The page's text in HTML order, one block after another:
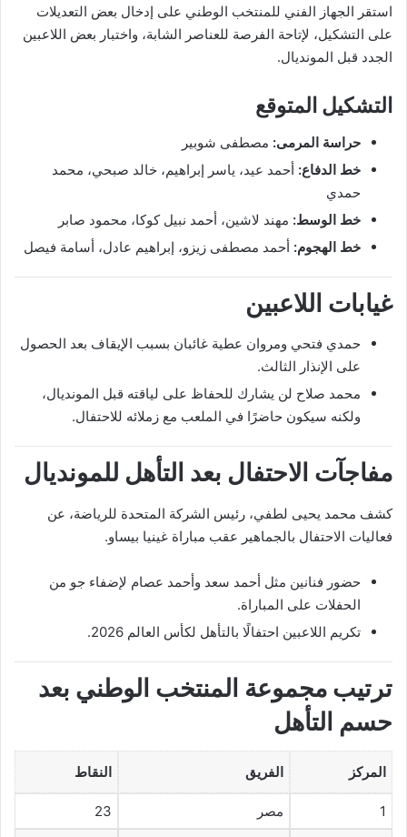
استقر الجهاز الفني للمنتخب الوطني على إدخال بعض التعديلات
على التشكيل، لإتاحة الفرصة للعناصر الشابة، واختبار بعض اللاعبين
الجدد قبل المونديال.
التشكيل المتوقع
حراسة المرمى: مصطفى شوبير
خط الدفاع: أحمد عيد، ياسر إبراهيم، خالد صبحي، محمد
حمدي
خط الوسط: مهند لاشين، أحمد نبيل كوكا، محمود صابر
خط الهجوم: أحمد مصطفى زيزو، إبراهيم عادل، أسامة فيصل
غيابات اللاعبين
حمدي فتحي ومروان عطية غائبان بسبب الإيقاف بعد الحصول
على الإنذار الثالث.
محمد صلاح لن يشارك للحفاظ على لياقته قبل المونديال،
ولكنه سيكون حاضرًا في الملعب مع زملائه للاحتفال.
مفاجآت الاحتفال بعد التأهل للمونديال
كشف محمد يحيى لطفي، رئيس الشركة المتحدة للرياضة، عن
فعاليات الاحتفال بالجماهير عقب مباراة غينيا بيساو.
حضور فنانين مثل أحمد سعد وأحمد عصام لإضفاء جو من
الحفلات على المباراة.
تكريم اللاعبين احتفالًا بالتأهل لكأس العالم 2026.
ترتيب مجموعة المنتخب الوطني بعد
حسم التأهل
المركز الفريق النقاط
1 مصر 23